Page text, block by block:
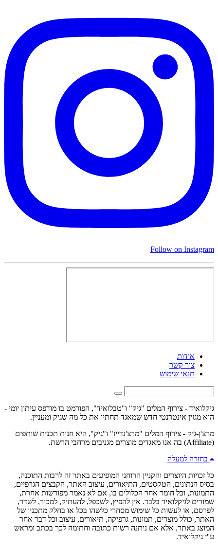
Follow on Instagram
אודות
צור קשר
תנאי שימוש
גיקלואיד - צירוף המלים "גיק" ו"טבלואיד", הפורמט בו מודפס עיתון יומי -
הוא מגזין אינטרנטי חדש שמאגד תחתיו את כל מה שגיק ומעניין.
מרצ'ן-גיק - צירוף המלים "מרצ'נדייז" ו"גיק", היא חנות תכנית שותפים
(Affiliate) בה אנו מאגדים מוצרים מגניבים מרחבי הרשת.
בחזרה למעלה
כל זכויות היוצרים והקניין הרוחני המופיעים באתר זה לרבות התוכנה,
בסיס הנתונים, הטקסטים, התיאורים, עיצוב האתר, הקבצים הגרפיים,
התמונות, וכל חומר אחר הכלולים בו, אם לא נאמר מפורשות אחרת,
שמורים לגיקלואיד בלבד. אין להפיץ, לשכפל, להעתיק, למכור, לשדר,
לפרסם, או לעשות כל שימוש מסחרי כלשהו בכל או בחלק מתכניו של
האתר, כולל מוצרים, תמונות, גרפיקה, תיאורים, עיצוב וכל דבר אחר
המוצג באתר, אלא אם ניתנה רשות כתובה וחתומה לכך בכתב ומראש
ע''י גיקלואיד.